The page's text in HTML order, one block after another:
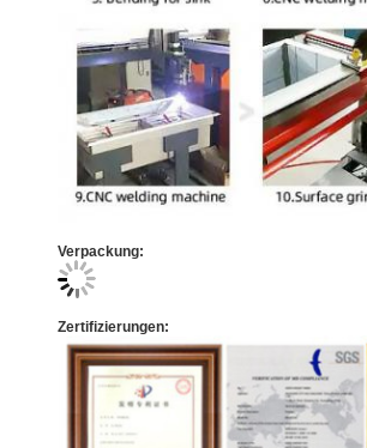
Verpackung:
Zertifizierungen: